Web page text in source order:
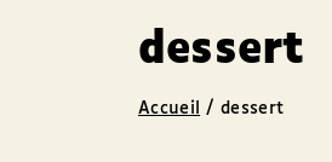
dessert
Accueil /dessert